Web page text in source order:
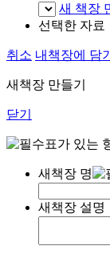
새 책장
선택한 자료
취소 내책장에 담기
새책장 만들기
닫기
표가 있는
새책장 명
새책장 설명